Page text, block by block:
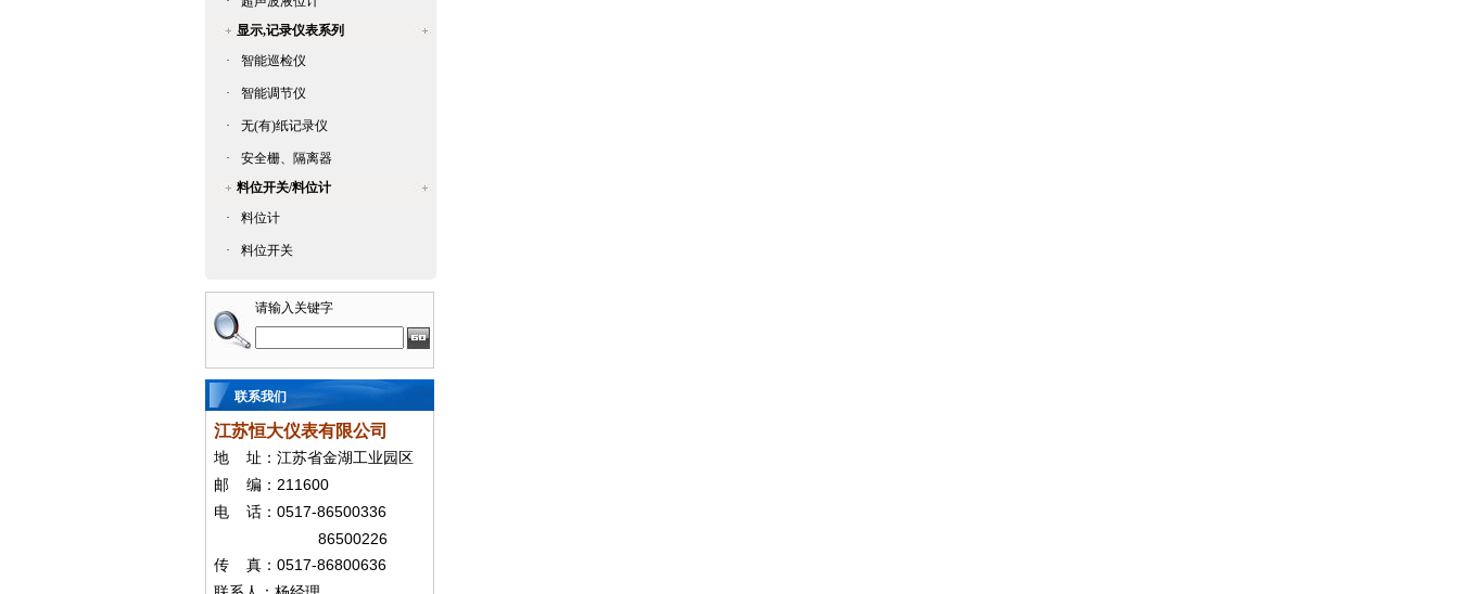
显示,记录仪表系列
·
智能巡检仪
· 智能调节仪
· 无(有)纸记录仪
·
安全栅、隔离器
料位开关/料位计
·
料位计
· 料位开关
请输入关键字
联系我们
江苏恒大仪表有限公司
地
址：江苏省金湖工业园区
邮
编： 211600
电 话： 0517-86500336
86500226
传 真： 0517-86800636